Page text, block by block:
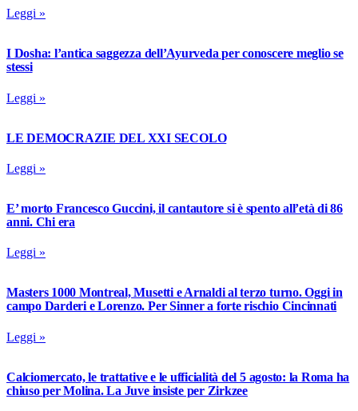
Leggi »
I Dosha: l’antica saggezza dell’Ayurveda per conoscere meglio se
stessi
Leggi »
LE DEMOCRAZIE DEL XXI SECOLO
Leggi »
E’ morto Francesco Guccini, il cantautore si è spento all’età di 86
anni. Chi era
Leggi »
Masters 1000 Montreal, Musetti e Arnaldi al terzo turno. Oggi in
campo Darderi e Lorenzo. Per Sinner a forte rischio Cincinnati
Leggi »
Calciomercato, le trattative e le ufficialità del 5 agosto: la Roma ha
chiuso per Molina. La Juve insiste per Zirkzee